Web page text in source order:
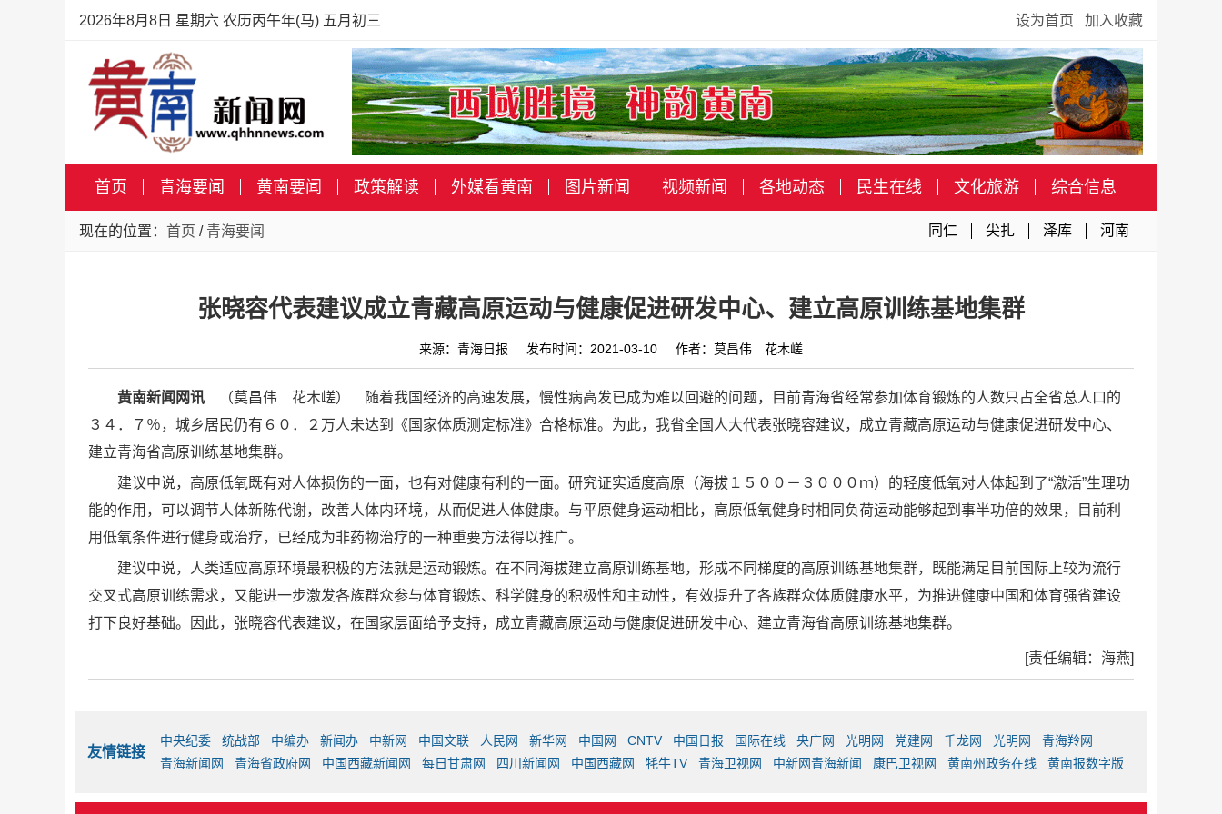
2026年8月8日 星期六 农历丙午年(马) 五月初三 设为首页 加入收藏
首页 青海要闻 黄南要闻 政策解读 外媒看黄南 图片新闻 视频新闻 各地动态 民生在线 文化旅游 综合信息
现在的位置： 首页 / 青海要闻 同仁 尖扎 泽库 河南
张晓容代表建议成立青藏高原运动与健康促进研发中心、建立高原训练基地集群
来源：青海日报 发布时间：2021-03-10 作者：莫昌伟 花木嵯
黄南新闻网讯
（莫昌伟 花木嵯） 随着我国经济的高速发展，慢性病高发已成为难以回避的问题，目前青海省经常参加体育锻炼的人数只占全省总人口的
３４．７％，城乡居民仍有６０．２万人未达到《国家体质测定标准》合格标准。为此，我省全国人大代表张晓容建议，成立青藏高原运动与健康促进研发中心、
建立青海省高原训练基地集群。
建议中说，高原低氧既有对人体损伤的一面，也有对健康有利的一面。研究证实适度高原（海拔１５００－３０００ｍ）的轻度低氧对人体起到了“激活”生理功
能的作用，可以调节人体新陈代谢，改善人体内环境，从而促进人体健康。与平原健身运动相比，高原低氧健身时相同负荷运动能够起到事半功倍的效果，目前利
用低氧条件进行健身或治疗，已经成为非药物治疗的一种重要方法得以推广。
建议中说，人类适应高原环境最积极的方法就是运动锻炼。在不同海拔建立高原训练基地，形成不同梯度的高原训练基地集群，既能满足目前国际上较为流行
交叉式高原训练需求，又能进一步激发各族群众参与体育锻炼、科学健身的积极性和主动性，有效提升了各族群众体质健康水平，为推进健康中国和体育强省建设
打下良好基础。因此，张晓容代表建议，在国家层面给予支持，成立青藏高原运动与健康促进研发中心、建立青海省高原训练基地集群。
[责任编辑：海燕]
友情链接
中央纪委 统战部 中编办 新闻办 中新网 中国文联 人民网 新华网 中国网 CNTV 中国日报 国际在线 央广网 光明网 党建网 千龙网 光明网
青海羚网
青海新闻网
青海省政府网 中国西藏新闻网 每日甘肃网 四川新闻网 中国西藏网 牦牛TV 青海卫视网 中新网青海新闻 康巴卫视网 黄南州政务在线 黄南报数字版